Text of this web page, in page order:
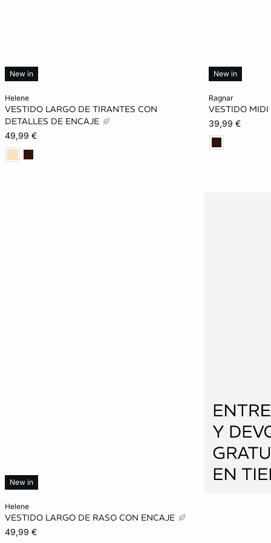
helene
VESTIDO LARGO DE TIRANTES CON
DETALLES DE ENCAJE
49,99 €
New in
XS S
ragnar
VESTIDO
39,99 €
New in
helene
VESTIDO LARGO DE RASO CON ENCAJE
49,99 €
New in